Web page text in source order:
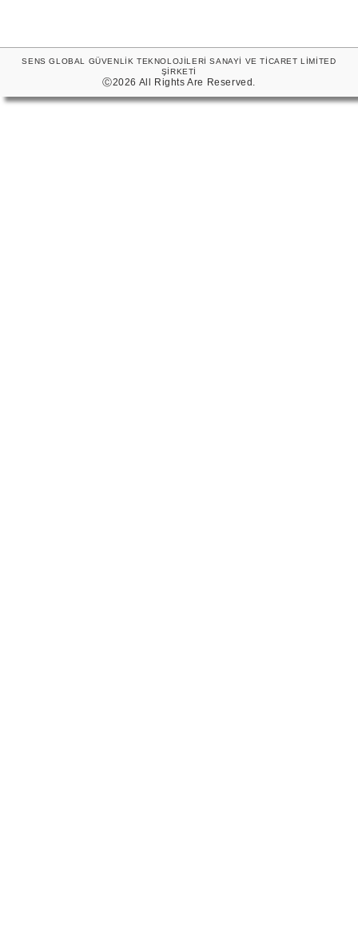
SENS GLOBAL GÜVENLİK TEKNOLOJİLERİ SANAYİ VE TİCARET LİMİTED
ŞİRKETİ
Ⓒ2026 All Rights Are Reserved.